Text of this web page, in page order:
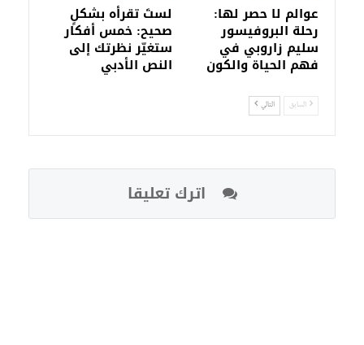
عوالم لا حصر لها:
رحلة البروفيسور
سليم زاروبي في
فهم الحياة والكون
لستَ تقرأه بشكلٍ
صحيح: خمس أفكار
ستغيّر نظرتك إلى
النص الأدبي
السابق التالي
اترك تعليقا